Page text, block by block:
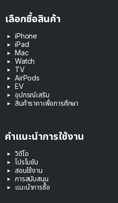
เลือกซื้อสินค้า
iPhone
iPad
Mac
Watch
TV
AirPods
EV
อุปกรณ์เสริม
สินค้าราคาเพื่อการศึกษา
คำแนะนำการใช้งาน
วิดีโอ
โปรโมชัน
สอนใช้งาน
การสนับสนุน
แนะนำการซื้อ